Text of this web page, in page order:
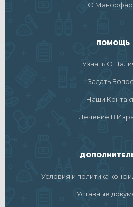
О
ПОМОЩЬ
Узнать О
Задать
Наши
Лечение В
Условия и политика
Уставные